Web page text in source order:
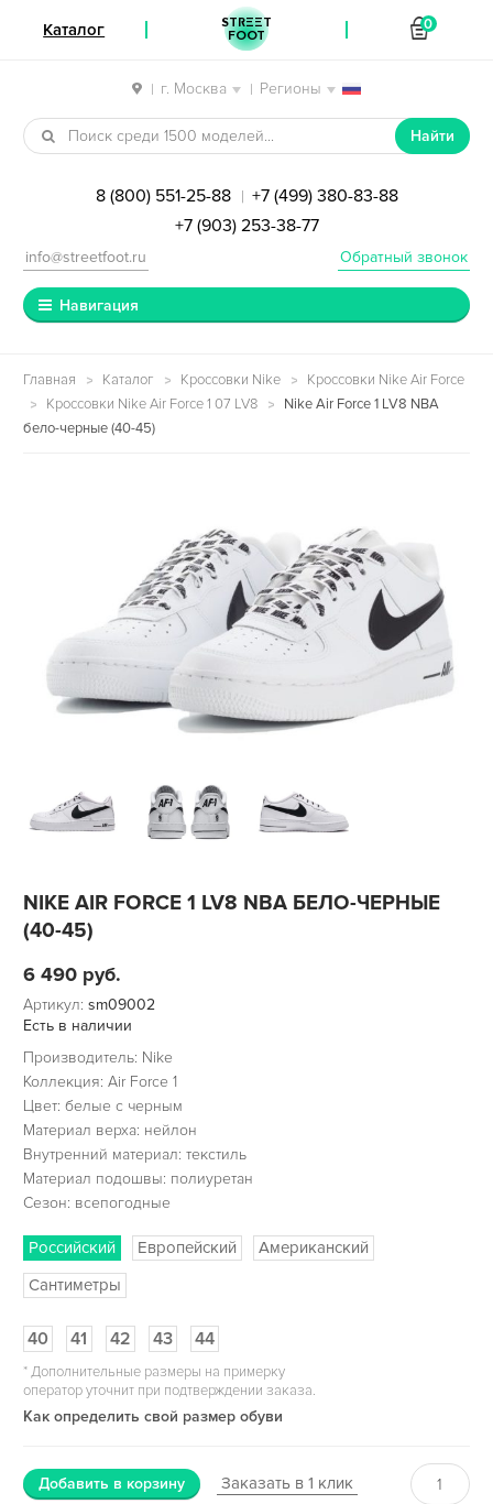
| г. Москва | Регионы
Перейти к навигации
Перейти к содержимому
Найти
8 (800) 551-25-88 | +7 (499) 380-83-88
+7 (903) 253-38-77
Обратный звонок
info@streetfoot.ru
Навигация
Главная Каталог Кроссовки Nike
Кроссовки Nike Air Force
Кроссовки Nike Air Force 1 07 LV8
Nike Air Force 1 LV8 NBA
бело-черные (40-45)
NIKE AIR FORCE 1 LV8 NBA БЕЛО-ЧЕРНЫЕ
(40-45)
6 490 руб.
Артикул: sm09002
Есть в наличии
Производитель: Nike
Коллекция: Air Force 1
Цвет: белые с черным
Материал верха: нейлон
Внутренний материал: текстиль
Материал подошвы: полиуретан
Сезон: всепогодные
Российский Европейский
Американский
Сантиметры
40 41 42 43 44
*Дополнительные размеры на примерку
оператор уточнит при подтверждении заказа.
Как определить свой размер обуви
Добавить в корзину Заказать в 1 клик
Каталог STREET
FOOT
0